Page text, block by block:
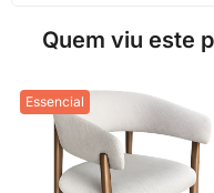
Quem viu este
Essencial